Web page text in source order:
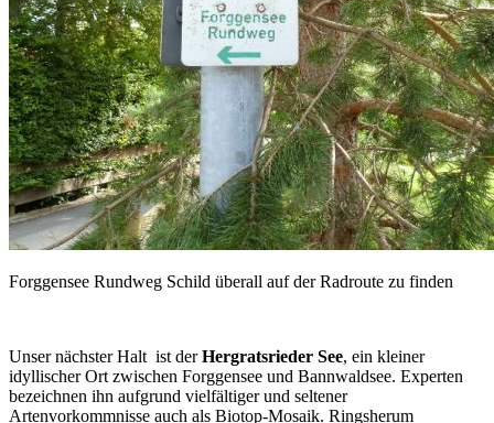
Forggensee Rundweg Schild überall auf der Radroute zu finden
Unser nächster Halt ist derHergratsrieder See, ein kleiner
idyllischer Ort zwischen Forggensee und Bannwaldsee. Experten
bezeichnen ihn aufgrund vielfältiger und seltener
Artenvorkommnisse auch als Biotop-Mosaik. Ringsherum